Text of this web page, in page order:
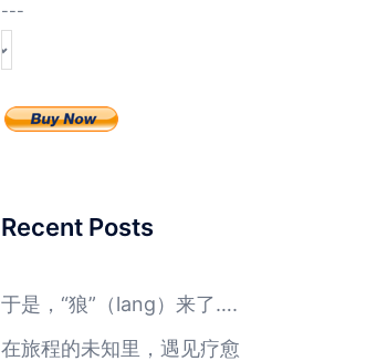
---
Recent Posts
于是，“狼”（lang）来了….
在旅程的未知里，遇见疗愈